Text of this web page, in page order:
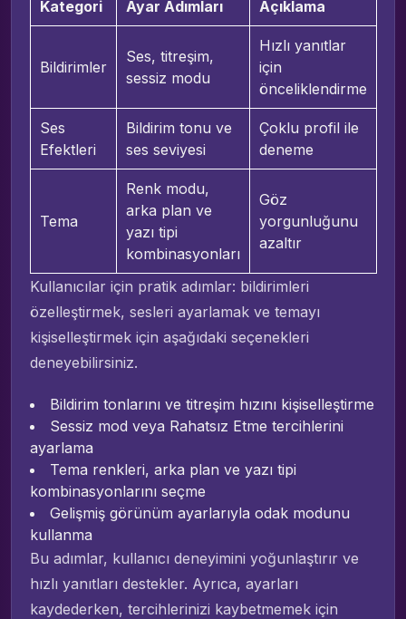
Kategori Ayar Adımları Açıklama
Bildirimler
Ses, titreşim,
sessiz modu
Hızlı yanıtlar
için
önceliklendirme
Ses
Efektleri
Bildirim tonu ve
ses seviyesi
Çoklu profil ile
deneme
Tema
Renk modu,
arka plan ve
yazı tipi
kombinasyonları
Göz
yorgunluğunu
azaltır
Kullanıcılar için pratik adımlar: bildirimleri
özelleştirmek, sesleri ayarlamak ve temayı
kişiselleştirmek için aşağıdaki seçenekleri
deneyebilirsiniz.
Bildirim tonlarını ve titreşim hızını kişiselleştirme
Sessiz mod veya Rahatsız Etme tercihlerini
ayarlama
Tema renkleri, arka plan ve yazı tipi
kombinasyonlarını seçme
Gelişmiş görünüm ayarlarıyla odak modunu
kullanma
Bu adımlar, kullanıcı deneyimini yoğunlaştırır ve
hızlı yanıtları destekler. Ayrıca, ayarları
kaydederken, tercihlerinizi kaybetmemek için